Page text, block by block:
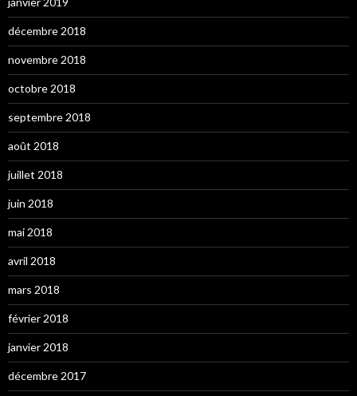
décembre 2018
novembre 2018
octobre 2018
septembre 2018
août 2018
juillet 2018
juin 2018
mai 2018
avril 2018
mars 2018
février 2018
janvier 2018
décembre 2017